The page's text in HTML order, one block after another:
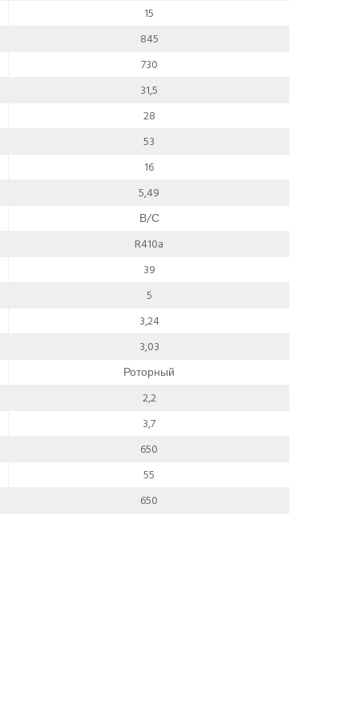
15
845
730
31,5
28
53
16
5,49
В/С
R410a
39
5
3,24
3,03
Роторный
2,2
3,7
650
55
650